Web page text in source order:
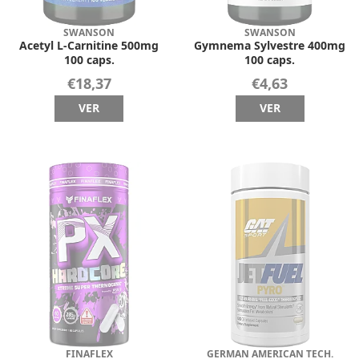
SWANSON
Acetyl L-Carnitine 500mg
100 caps.
€18,37
VER
SWANSON
Gymnema Sylvestre 400mg
100 caps.
€4,63
VER
FINAFLEX GERMAN AMERICAN TECH.